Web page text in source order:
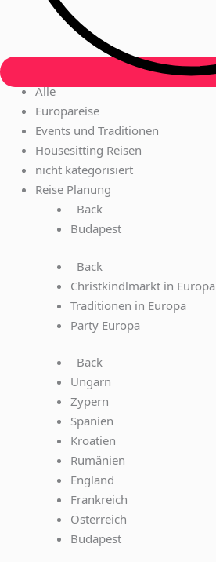
Alle
Europareise
Events und Traditionen
Housesitting Reisen
nicht kategorisiert
Reise Planung
Back
Budapest
Back
Christkindlmarkt in Europa
Traditionen in Europa
Party Europa
Back
Ungarn
Zypern
Spanien
Kroatien
Rumänien
England
Frankreich
Österreich
Budapest